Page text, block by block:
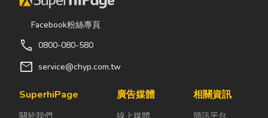
果沒做好，最
容易發生嚴重
清「主力
牆」，盲目亂
陷： 這是老屋
731816）產
戶對扣件精度
日益嚴苛的趨
真的需要找
Facebook粉絲專頁
call 0800-080-580
mail service@chyp.com.tw
SuperhiPage
關於我們
廣告媒體
線上媒體
相關資訊
簡訊平台